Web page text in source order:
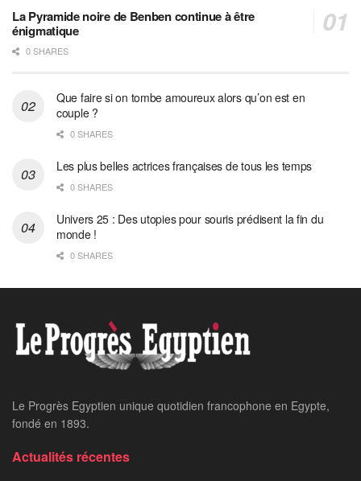
La Pyramide noire de Benben continue à être
énigmatique
0 SHARES
Que faire si on tombe amoureux alors qu’on est en
couple ?
0 SHARES
Les plus belles actrices françaises de tous les temps
0 SHARES
Univers 25 : Des utopies pour souris prédisent la fin du
monde !
0 SHARES
Le Progrès Egyptien unique quotidien francophone en Egypte,
fondé en 1893.
Actualités récentes